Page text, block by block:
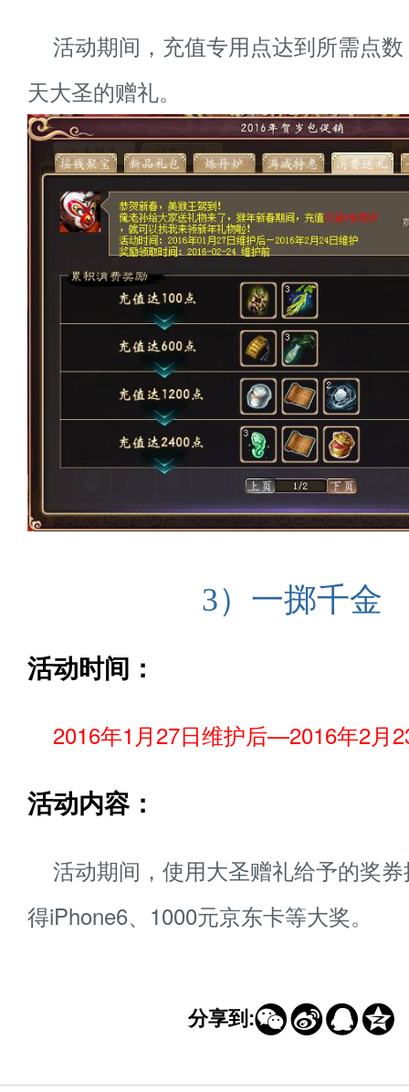
活动期间，充值专用点达到所需点
天大圣的赠礼。
3）一掷千金
活动时间：
2016年1月27日维护后—2016年2月
活动内容：
活动期间，使用大圣赠礼给予的奖
得iPhone6、1000元京东卡等大奖。
分享到: